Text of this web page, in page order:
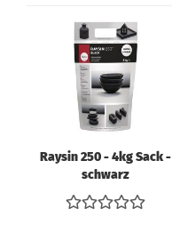
Raysin 250 - 4kg Sack -
schwarz